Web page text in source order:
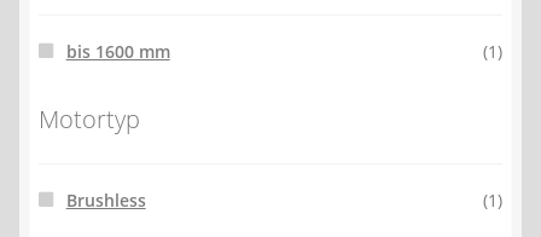
bis 1600 mm (1)
Motortyp
Brushless (1)